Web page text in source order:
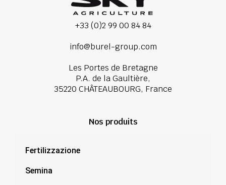
+33 (0)2 99 00 84 84
info@burel-group.com
Les Portes de Bretagne
P.A. de la Gaultière,
35220 CHÂTEAUBOURG, France
Nos produits
Fertilizzazione
Semina